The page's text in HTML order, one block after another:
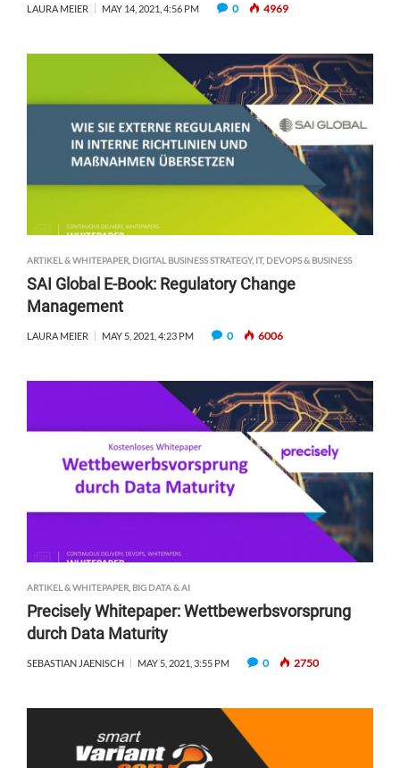
LAURA MEIER MAY 14, 2021, 4:56 PM 0 4969
ARTIKEL & WHITEPAPER DIGITAL BUSINESS STRATEGY, IT, DEVOPS & BUSINESS
SAI Global E-Book: Regulatory Change
Management
LAURA MEIER MAY 5, 2021, 4:23 PM 0 6006
ARTIKEL & WHITEPAPER, BIG DATA & AI
Precisely Whitepaper: Wettbewerbsvorsprung
durch Data Maturity
SEBASTIAN JAENISCH MAY 5, 2021, 3:55 PM 0 2750